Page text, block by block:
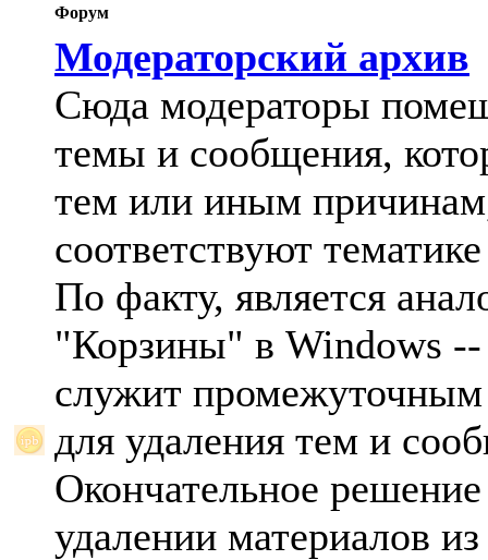
Форум
Модераторский архив
Сюда модераторы
темы и сообщения,
тем или иным
соответствуют
По факту, является
"Корзины" в Windows --
служит промежуточным
для удаления тем и
Окончательное
удалении материалов из